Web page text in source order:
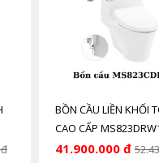
BỒN CẦU LIỀN KHỐI
CAO CẤP
HÃNG GIÁ RẺ
41.900.000 đ